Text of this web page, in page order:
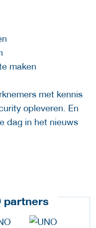
maken
met kennis
opleveren. En
dag in het nieuws
partners